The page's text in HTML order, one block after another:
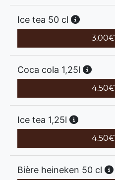
Ice tea 50 cl
3.00€
Coca cola 1,25l
4.50€
Ice tea 1,25l
4.50€
Bière heineken 50 cl